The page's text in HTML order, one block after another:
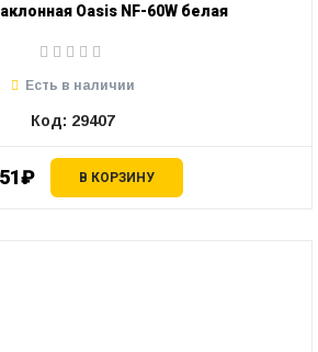
Oasis NF-60W белая
В КОРЗИНУ
Есть в наличии
Код: 29407